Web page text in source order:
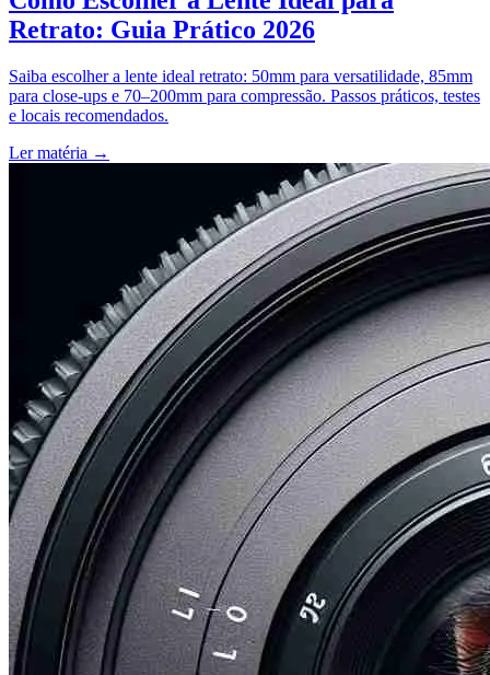
Retrato: Guia Prático 2026
Saiba escolher a lente ideal retrato: 50mm para versatilidade, 85mm
para close-ups e 70–200mm para compressão. Passos práticos, testes
e locais recomendados.
Ler matéria →